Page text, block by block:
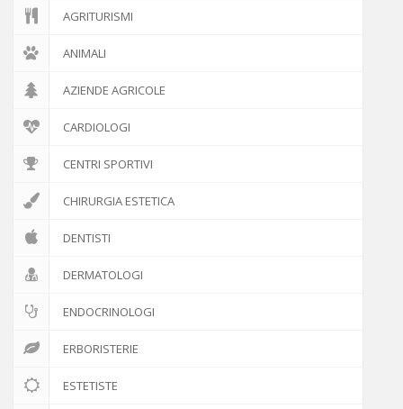
AGRITURISMI
ANIMALI
AZIENDE AGRICOLE
CARDIOLOGI
CENTRI SPORTIVI
CHIRURGIA ESTETICA
DENTISTI
DERMATOLOGI
ENDOCRINOLOGI
ERBORISTERIE
ESTETISTE